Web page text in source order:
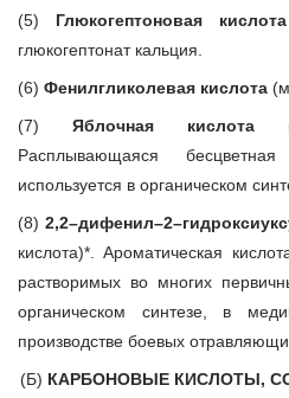
(5) Глюкогептоновая
глюкогептонат кальция.
(6) Фенилгликолевая кислота
(7) Яблочная кислота
Расплывающаяся
используется в органическом
(8)
кислота)*. Ароматическая
растворимых во многих
органическом синтезе, в
производстве боевых
(Б) КАРБОНОВЫЕ КИСЛОТЫ,